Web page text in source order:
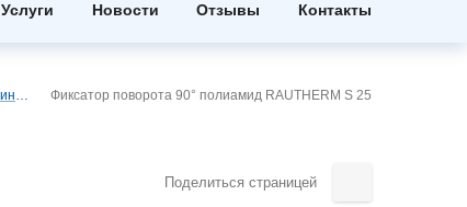
Услуги Новости Отзывы Контакты
Фитинги REHAU Фиксатор поворота 90° полиамид RAUTHERM S 25
Поделиться страницей